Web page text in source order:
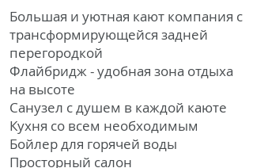
Большая и уютная кают компания с
трансформирующейся задней
перегородкой
Флайбридж - удобная зона отдыха
на высоте
Санузел с душем в каждой каюте
Кухня со всем необходимым
Бойлер для горячей воды
Просторный салон